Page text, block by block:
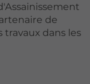
de
travaux dans les